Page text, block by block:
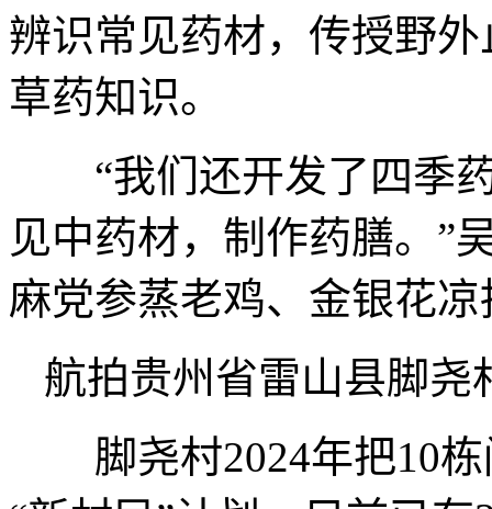
辨识常见药材，传授野
草药知识。
“我们还开发了四季药
见中药材，制作药膳。”
麻党参蒸老鸡、金银花
航拍贵州省雷山县脚尧
脚尧村2024年把10栋